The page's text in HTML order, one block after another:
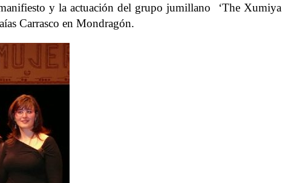
y la actuación del grupo jumillano
‘The Xumiya
Carrasco en Mondragón.